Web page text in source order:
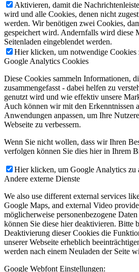
Aktivieren, damit die
wird und alle Cookies, denen nicht
werden. Wir benötigen zwei Cookies,
gespeichert wird. Andernfalls wird diese
Seitenladen eingeblendet werden.
Hier klicken, um notwendige Cookies
Google Analytics Cookies
Diese Cookies sammeln Informationen,
zusammengefasst - dabei helfen zu
genutzt wird und wie effektiv unsere
Auch können wir mit den Erkenntnissen
Anwendungen anpassen, um Ihre
Webseite zu verbessern.
Wenn Sie nicht wollen, dass wir Ihren
verfolgen können Sie dies hier in Ihrem
Hier klicken, um Google Analytics zu
Andere externe Dienste
We also use different external services
Google Maps, and external Video
möglicherweise personenbezogene
können Sie diese hier deaktivieren. Bitte
Deaktivierung dieser Cookies die
unserer Webseite erheblich
werden nach einem Neuladen der Seite
Google Webfont Einstellungen: